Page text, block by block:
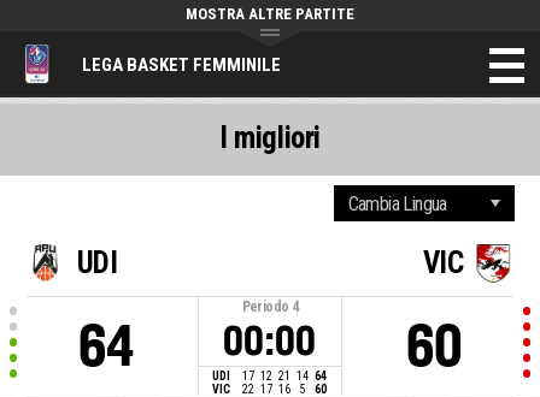
LEGA BASKET FEMMINILE
MOSTRA ALTRE PARTITE
UDI
64
Periodo 4
00:00
UDI 17 12 21 14 64
VIC
22 17 16 5 60
VIC
60
I migliori